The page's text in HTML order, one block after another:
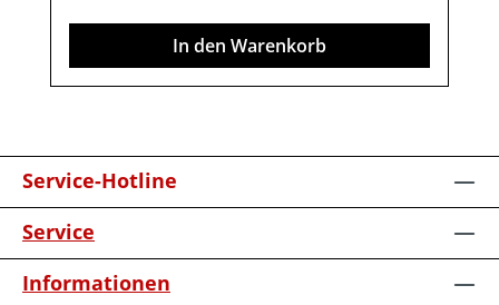
verschiedenen Bildschirmen abweichen.
Deko oder andere Beimöbel sind nicht
enthalten. Abbildung kann abweichen.
In den Warenkorb
Service-Hotline
Service
Informationen